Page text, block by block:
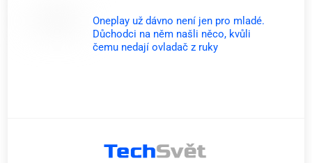
Oneplay už dávno není jen pro mladé.
Důchodci na něm našli něco, kvůli
čemu nedají ovladač z ruky